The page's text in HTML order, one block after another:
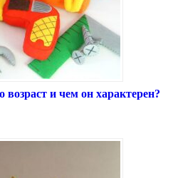
возраст и чем он характерен?